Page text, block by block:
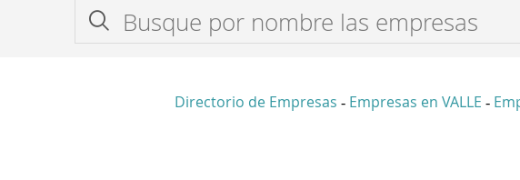
Directorio de Empresas - Empresas en VALLE -